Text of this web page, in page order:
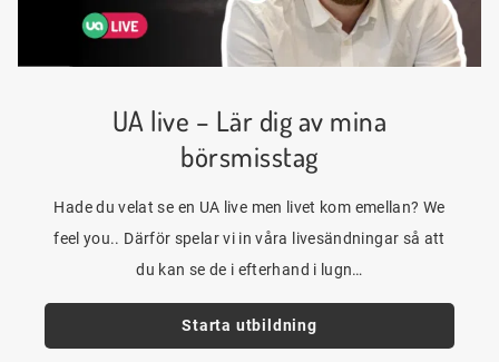
UA live – Lär dig av mina
börsmisstag
Hade du velat se en UA live men livet kom emellan? We
feel you.. Därför spelar vi in våra livesändningar så att
du kan se de i efterhand i lugn…
Starta utbildning